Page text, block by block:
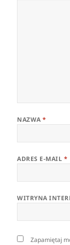
NAZWA*
ADRES E-MAIL *
WITRYNA
Zapamiętaj